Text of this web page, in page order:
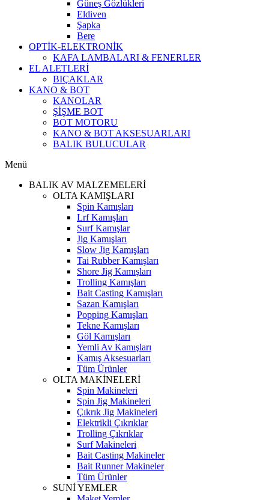
Güneş Gözlükleri
Eldiven
Şapka
Bere
OPTİK-ELEKTRONİK
KAFA LAMBALARI & FENERLER
EL ALETLERİ
BIÇAKLAR
KANO & BOT
KANOLAR
ŞİŞME BOT
BOT MOTORU
KANO & BOT AKSESUARLARI
BALIK BULUCULAR
Menü
BALIK AV MALZEMELERİ
OLTA KAMIŞLARI
Spin Kamışları
Lrf Kamışları
Surf Kamışlar
Jig Kamışları
Slow Jig Kamışları
Tai Rubber Kamışları
Shore Jig Kamışları
Trolling Kamışları
Bait Casting Kamışları
Sazan Kamışları
Popping Kamışları
Tekne Kamışları
Göl Kamışları
Yemli Av Kamışları
Kamış Aksesuarları
Tüm Ürünler
OLTA MAKİNELERİ
Spin Makineleri
Spin Jig Makineleri
Çıkrık Jig Makineleri
Elektrikli Çıkrıklar
Trolling Çıkrıklar
Surf Makineleri
Bait Casting Makineler
Bait Runner Makineler
Tüm Ürünler
SUNİ YEMLER